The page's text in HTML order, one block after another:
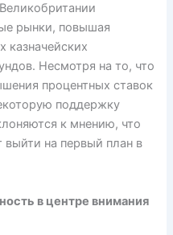
рынки, повышая
казначейских
Несмотря на то, что
процентных ставок
поддержку
к мнению, что
выйти на первый план в
в центре внимания